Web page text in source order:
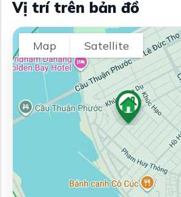
Vị trí trên bản đồ
Map Satellite